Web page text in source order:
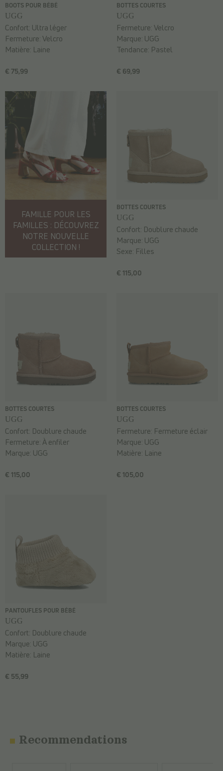
BOOTS POUR BÉBÉ
UGG
€ 75,99
Confort: Ultra léger
Fermeture:Velcro
Matière: Laine
BOTTES COURTES
UGG
€ 69,99
Fermeture:Velcro
Marque: UGG
Tendance: Pastel
FAMILLE POUR LES
FAMILLES : DÉCOUVREZ
NOTRE NOUVELLE
COLLECTION !
BOTTES COURTES
UGG
€ 115,00
Confort: Doublure chaude
Marque: UGG
Sexe: Filles
BOTTES COURTES
UGG
€ 115,00
Confort: Doublure chaude
Fermeture:À enfiler
Marque: UGG
BOTTES COURTES
UGG
€ 105,00
Fermeture: Fermeture éclair
Marque: UGG
Matière: Laine
PANTOUFLES POUR BÉBÉ
UGG
€ 55,99
Confort: Doublure chaude
Marque: UGG
Matière: Laine
Recommendations